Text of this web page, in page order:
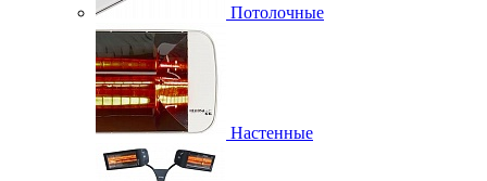
Потолочные
Настенные